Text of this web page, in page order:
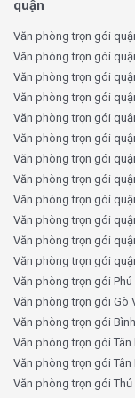
2. Hệ thống
Thang máy
bảo trì định
Hệ thống
năng lượng,
phòng.
Máy phát
chuyển
không bị gián
Hệ thống
tự động, đầu
hiểm rõ ràng,
Camera an
cộng, giúp
tài sản và con
Hạ tầng sẵn
điện thoại,
quận
Văn phòng trọn gói
Văn phòng trọn gói
Văn phòng trọn gói
Văn phòng trọn gói
Văn phòng trọn gói
Văn phòng trọn gói
Văn phòng trọn gói
Văn phòng trọn gói
Văn phòng trọn gói
Văn phòng trọn gói
Văn phòng trọn gói
Văn phòng trọn gói
Văn phòng trọn gói Phú
Văn phòng trọn gói Gò
Văn phòng trọn gói
Văn phòng trọn gói Tân
Văn phòng trọn gói Tân
Văn phòng trọn gói